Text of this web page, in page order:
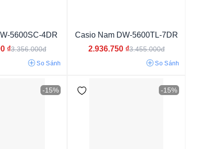
5600SC-4DR
₫3.356.000đ
So Sánh
Casio Nam DW-5600TL-7DR
2.936.750 ₫3.455.000đ
So Sánh
-15% -15%